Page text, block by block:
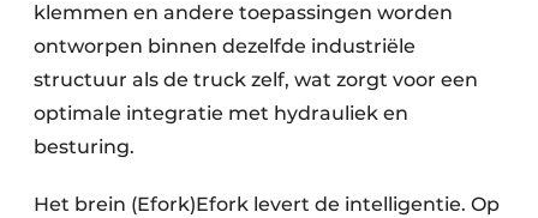
klemmen en andere toepassingen worden
ontworpen binnen dezelfde industriële
structuur als de truck zelf, wat zorgt voor een
optimale integratie met hydrauliek en
besturing.
Het brein (Efork)Efork levert de intelligentie. Op